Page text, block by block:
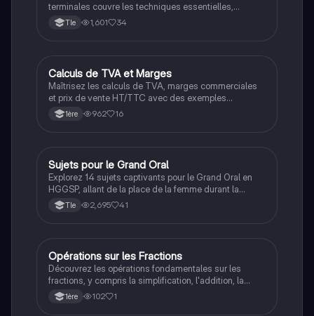
terminales couvre les techniques essentielles,
l'arbitrage, et les stratégies de jeu. Découvrez les
séances d'échauffement, les évaluations de
leurs compétences en badminton et réussir leurs
évaluations. Type: carnet d'entraînement.
Tle 1,601 34
Filières pro
Calculs de TVA et Marges
Maîtrisez les calculs de TVA, marges commerciales
et prix de vente HT/TTC avec des exemples
pratiques. Ce document présente des formules
essentielles pour le calcul des coûts, la rentabilité et la
1ère 962 16
Grand oral
Sujets pour le Grand Oral
Explorez 14 sujets captivants pour le Grand Oral en
HGGSP, allant de la place de la femme durant la
guerre à l'impact de la fast-fashion. Ces thèmes vous
aideront à choisir un sujet pertinent et à préparer un
des enjeux contemporains.
Tle 2,695 41
Filières pro
Opérations sur les Fractions
Découvrez les opérations fondamentales sur les
fractions, y compris la simplification, l'addition, la
soustraction, la multiplication et la division. Ce
document présente des exemples pratiques et des
1ère 102 1